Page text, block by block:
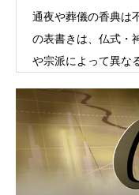
通夜や葬儀の香典は
の表書きは、仏式・
や宗派によって異な